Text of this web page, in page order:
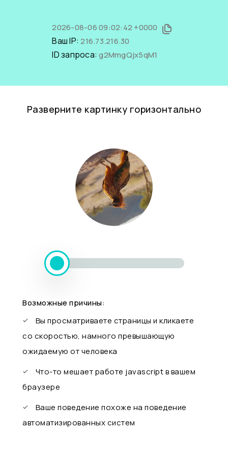
2026-08-06 09:02:42 +0000
Ваш IP:216.73.216.30
ID запроса:g2MmgQjx5qM1
Разверните картинку горизонтально
Возможные причины:
Вы просматриваете страницы и кликаете
со скоростью, намного превышающую
ожидаемую от человека
Что-то мешает работе javascript в вашем
браузере
Ваше поведение похоже на поведение
автоматизированных систем